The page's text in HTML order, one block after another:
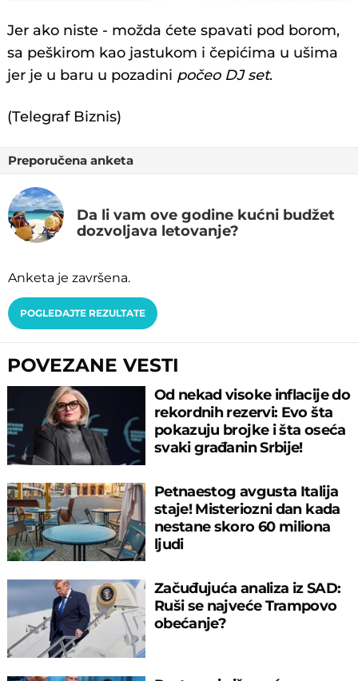
Jer ako niste - možda ćete spavati pod borom,
sa peškirom kao jastukom i čepićima u ušima
jer je u baru u pozadini počeo DJ set.
(Telegraf Biznis)
Preporučena anketa
Da li vam ove godine kućni budžet
dozvoljava letovanje?
Anketa je završena.
POGLEDAJTE REZULTATE
POVEZANE VESTI
Od nekad visoke inflacije do
rekordnih rezervi: Evo šta
pokazuju brojke i šta oseća
svaki građanin Srbije!
Petnaestog avgusta Italija
staje! Misteriozni dan kada
nestane skoro 60 miliona
ljudi
Začuđujuća analiza iz SAD:
Ruši se najveće Trampovo
obećanje?